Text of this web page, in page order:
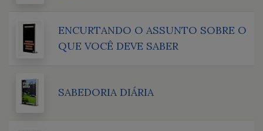
ENCURTANDO O ASSUNTO SOBRE O
QUE VOCÊ DEVE SABER
SABEDORIA DIÁRIA